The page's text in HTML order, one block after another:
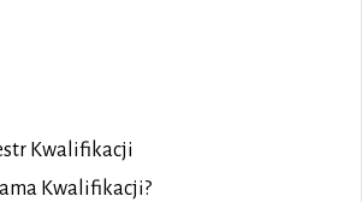
LinkedIn ZSK
ZSK
YouTube ZSK
Kwalifikacji
Kwalifikacji?